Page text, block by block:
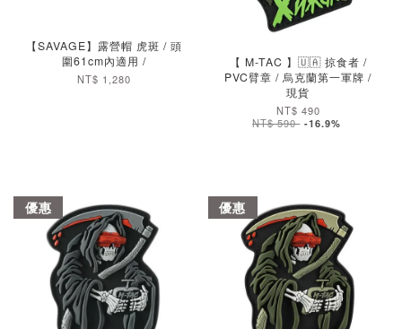
加入購物車
【SAVAGE】露營帽 虎斑 / 頭
圍61cm內適用 /
NT$ 1,280
加入購物車
【 M-TAC 】🇺🇦 掠食者 /
PVC臂章 / 烏克蘭第一軍牌 /
現貨
NT$ 490
NT$ 590 -16.9%
優惠 優惠